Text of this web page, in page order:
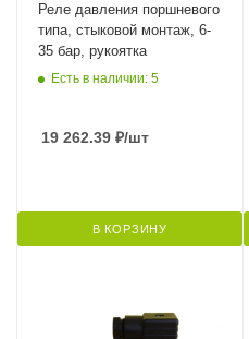
Реле давления поршневого
типа, стыковой монтаж, 6-
35 бар, рукоятка
Есть в наличии: 5
19 262.39 ₽/шт
В КОРЗИНУ